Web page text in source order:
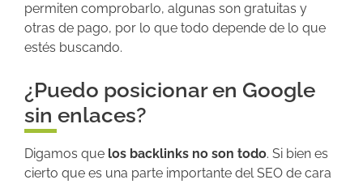
permiten comprobarlo, algunas son gratuitas y
otras de pago, por lo que todo depende de lo que
estés buscando.
¿Puedo posicionar en Google
sin enlaces?
Digamos que los backlinks no son todo. Si bien es
cierto que es una parte importante del SEO de cara